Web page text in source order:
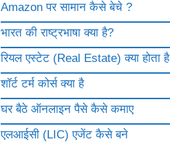
Amazon पर सामान कैसे बेचे ?
भारत की राष्ट्रभाषा क्या है?
रियल एस्टेट (Real Estate) क्या होता है
शॉर्ट टर्म कोर्स क्या है
घर बैठे ऑनलाइन पैसे कैसे कमाए
एलआईसी (LIC) एजेंट कैसे बने